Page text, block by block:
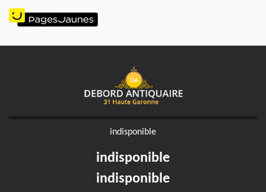
indisponible
indisponible
indisponible